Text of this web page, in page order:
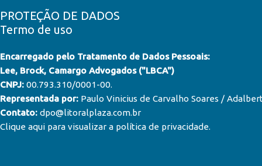
PROTEÇÃO DE DADOS
Termo de uso
Encarregado pelo Tratamento de Dados Pessoais:
Lee, Brock, Camargo Advogados ("LBCA")
CNPJ: 00.793.310/0001-00.
Representada por: Paulo Vinicius de Carvalho Soares /
Contato: dpo@litoralplaza.com.br
Clique aqui para visualizar a política de privacidade.